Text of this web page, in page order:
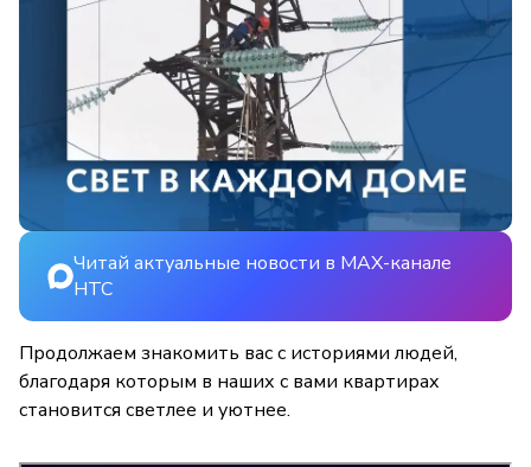
Читай актуальные новости в MAX-канале
НТС
Продолжаем знакомить вас с историями людей,
благодаря которым в наших с вами квартирах
становится светлее и уютнее.